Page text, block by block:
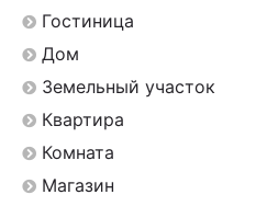
Гостиница
Дом
Земельный участок
Квартира
Комната
Магазин